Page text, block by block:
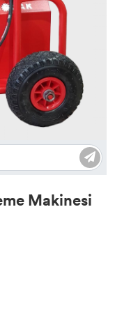
Makinesi